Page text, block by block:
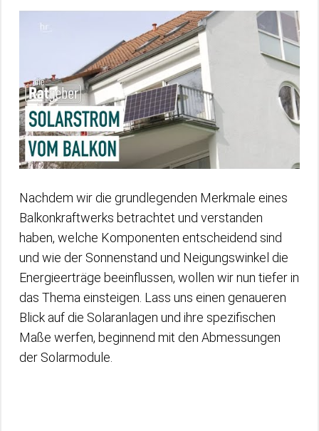
Nachdem wir die grundlegenden Merkmale eines
Balkonkraftwerks betrachtet und verstanden
haben, welche Komponenten entscheidend sind
und wie der Sonnenstand und Neigungswinkel die
Energieerträge beeinflussen, wollen wir nun tiefer in
das Thema einsteigen. Lass uns einen genaueren
Blick auf die Solaranlagen und ihre spezifischen
Maße werfen, beginnend mit den Abmessungen
der Solarmodule.